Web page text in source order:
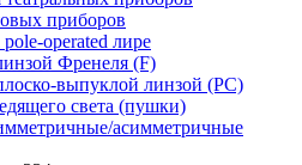
приборов
operated лире
Френеля (F)
выпуклой линзой (PC)
света (пушки)
асимметричные